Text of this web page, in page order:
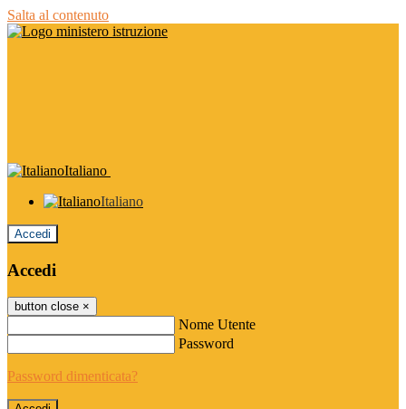
Salta al contenuto
Italiano
Italiano
Accedi
Accedi
button close ×
Nome Utente
Password
Password dimenticata?